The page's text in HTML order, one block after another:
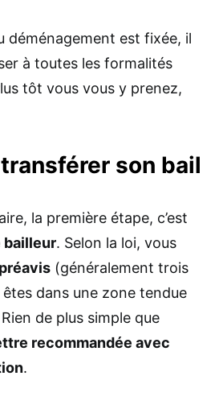
déménagement est fixée, il
à toutes les formalités
tôt vous vous y prenez,
son bail
la première étape, c’est
bailleur. Selon la loi, vous
préavis (généralement trois
dans une zone tendue
de plus simple que
recommandée avec
.